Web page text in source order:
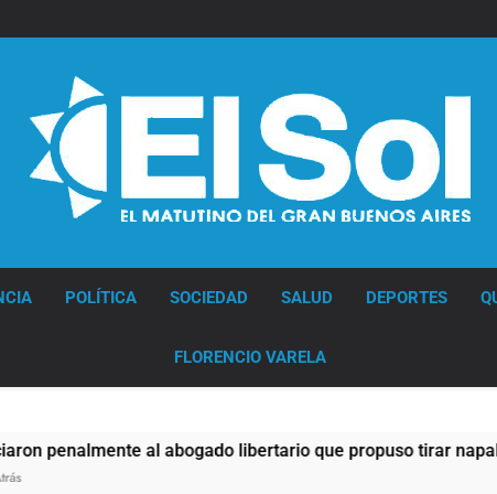
POLÍTICA SOCIEDAD SALUD DEPORTES
FLORENCIO VARELA
al abogado libertario que propuso tirar napalm sobre el